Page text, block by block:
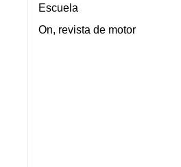
Escuela
On, revista de motor